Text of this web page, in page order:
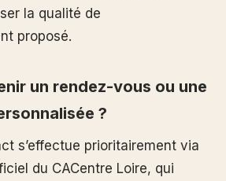
la qualité de
proposé.
un rendez-vous ou une
?
s’effectue prioritairement via
du CACentre Loire, qui